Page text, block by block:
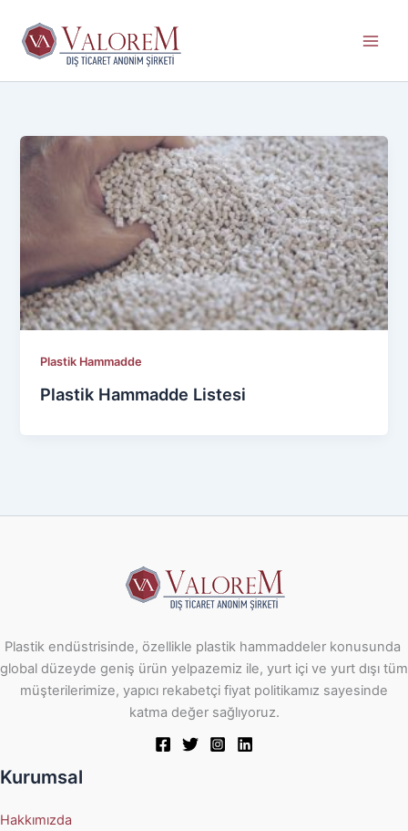
Plastik Hammadde
Plastik Hammadde Listesi
Plastik endüstrisinde, özellikle plastik hammaddeler konusunda
global düzeyde geniş ürün yelpazemiz ile, yurt içi ve yurt dışı tüm
müşterilerimize, yapıcı rekabetçi fiyat politikamız sayesinde
katma değer sağlıyoruz.
Kurumsal
Hakkımızda